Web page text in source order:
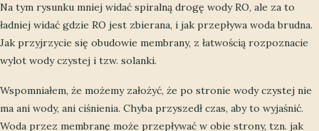
Na tym rysunku mniej widać spiralną drogę wody RO, ale za to
ładniej widać gdzie RO jest zbierana, i jak przepływa woda brudna.
Jak przyjrzycie się obudowie membrany, z łatwością rozpoznacie
wylot wody czystej i tzw. solanki.
Wspomniałem, że możemy założyć, że po stronie wody czystej nie
ma ani wody, ani ciśnienia. Chyba przyszedł czas, aby to wyjaśnić.
Woda przez membranę może przepływać w obie strony, tzn. jak